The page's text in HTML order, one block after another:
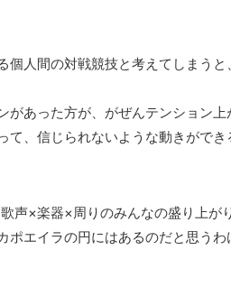
個人間の対戦競技と考えてしまうと
があった方が、がぜんテンション上
て、信じられないような動きがで
声×楽器×周りのみんなの盛り上が
ポエイラの円にはあるのだと思う